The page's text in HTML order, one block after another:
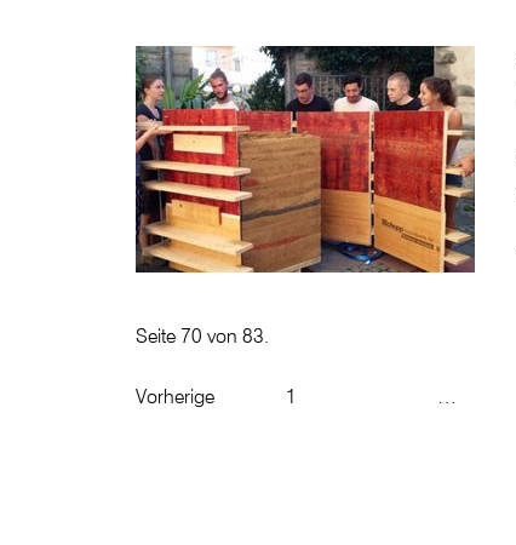
Seite 70 von 83.
Vorherige 1